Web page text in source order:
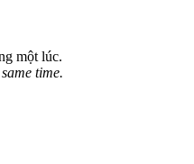
một lúc.
time.